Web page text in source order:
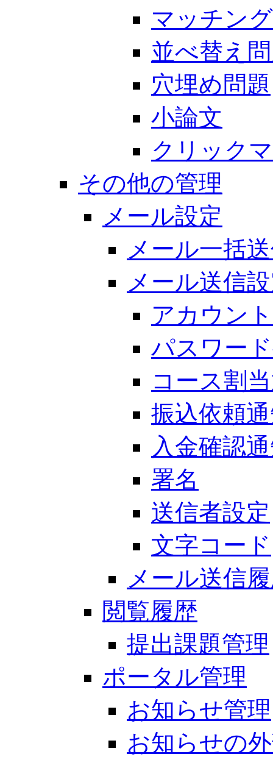
マッチン
並べ替え
穴埋め問題
小論文
クリック
その他の管理
メール設定
メール一括
メール送信
アカウン
パスワー
コース割
振込依頼
入金確認
署名
送信者設定
文字コード
メール送信
閲覧履歴
提出課題管理
ポータル管理
お知らせ管理
お知らせの